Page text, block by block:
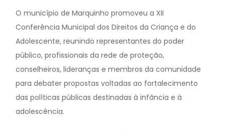
O município de Marquinho promoveu a XII
Conferência Municipal dos Direitos da Criança e do
Adolescente, reunindo representantes do poder
público, profissionais da rede de proteção,
conselheiros, lideranças e membros da comunidade
para debater propostas voltadas ao fortalecimento
das políticas públicas destinadas à infância e à
adolescência.